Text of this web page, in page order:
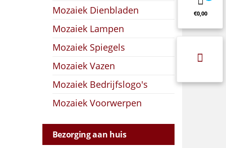
Mozaiek Dienbladen
Mozaiek Lampen
Mozaiek Spiegels
Mozaiek Vazen
Mozaiek Bedrijfslogo's
Mozaiek Voorwerpen
Bezorging aan huis
€0,00